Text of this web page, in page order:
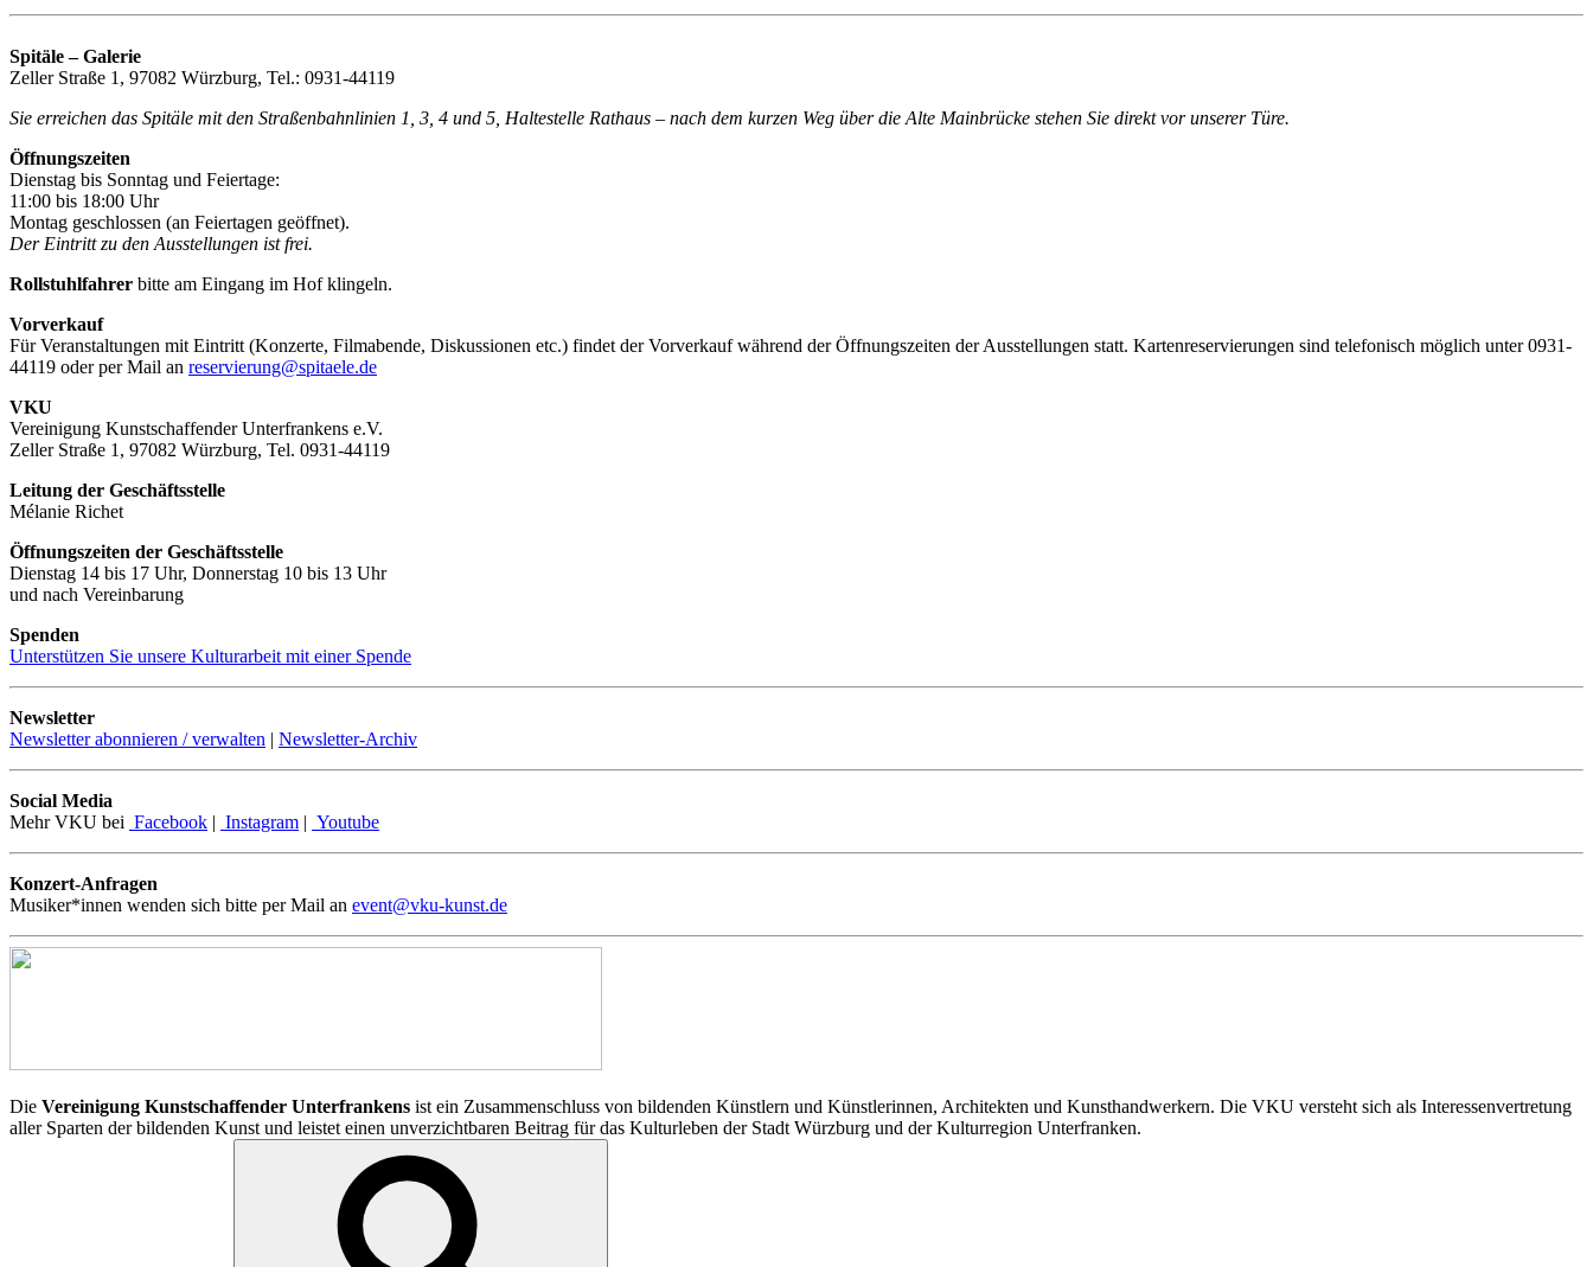
Spitäle – Galerie
Zeller Straße 1, 97082 Würzburg, Tel.: 0931-44119
Sie erreichen das Spitäle mit den Straßenbahnlinien 1, 3, 4 und 5, Haltestelle Rathaus – nach dem kurzen Weg über die Alte Mainbrücke stehen Sie direkt vor unserer Türe.
Öffnungszeiten
Dienstag bis Sonntag und Feiertage:
11:00 bis 18:00 Uhr
Montag geschlossen (an Feiertagen geöffnet).
Der Eintritt zu den Ausstellungen ist frei.
Rollstuhlfahrer bitte am Eingang im Hof klingeln.
Vorverkauf
Für Veranstaltungen mit Eintritt (Konzerte, Filmabende, Diskussionen etc.) findet der Vorverkauf während der Öffnungszeiten der Ausstellungen statt. Kartenreservierungen sind telefonisch möglich unter 0931-
44119 oder per Mail an reservierung@spitaele.de
VKU
Vereinigung Kunstschaffender Unterfrankens e.V.
Zeller Straße 1, 97082 Würzburg, Tel. 0931-44119
Leitung der Geschäftsstelle
Mélanie Richet
Öffnungszeiten der Geschäftsstelle
Dienstag 14 bis 17 Uhr, Donnerstag 10 bis 13 Uhr
und nach Vereinbarung
Spenden
Unterstützen Sie unsere Kulturarbeit mit einer Spende
Newsletter
Newsletter abonnieren / verwalten | Newsletter-Archiv
Social Media
Mehr VKU bei Facebook | Instagram | Youtube
Konzert-Anfragen
Musiker*innen wenden sich bitte per Mail an event@vku-kunst.de
Die Vereinigung Kunstschaffender Unterfrankens ist ein Zusammenschluss von bildenden Künstlern und Künstlerinnen, Architekten und Kunsthandwerkern. Die VKU versteht sich als Interessenvertretung
aller Sparten der bildenden Kunst und leistet einen unverzichtbaren Beitrag für das Kulturleben der Stadt Würzburg und der Kulturregion Unterfranken.